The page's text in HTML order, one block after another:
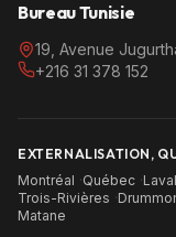
Bureau Tunisie
19, Avenue
+216 31 378 152
EXTERNALISATION,
Montréal ·Québec ·Laval
Trois-Rivières ·
Matane